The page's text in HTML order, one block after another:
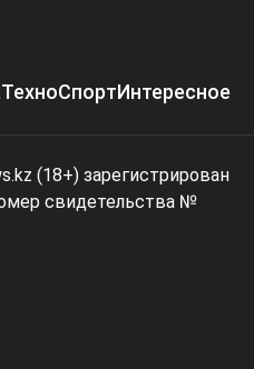
ТехноСпортИнтересное
(18+) зарегистрирован
свидетельства №